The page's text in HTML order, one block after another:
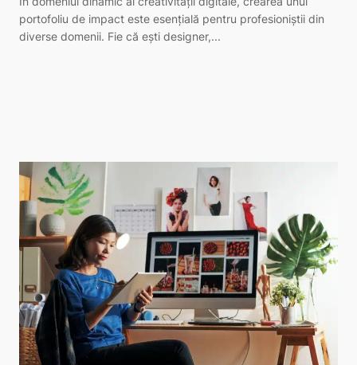
portofoliu de impact este esențială pentru profesioniștii din
diverse domenii. Fie că ești designer,...